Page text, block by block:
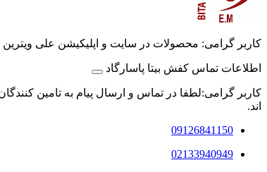
کاربر گرامی: محصولات در سایت و اپلیکیشن علی
اطلاعات تماس کفش بیتا پاسارگاد
کاربر گرامی:لطفا در تماس و ارسال پیام به تامین
اند.
09126841150
02133940949